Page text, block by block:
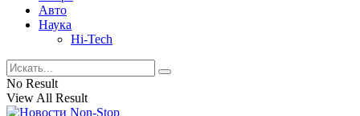
Авто
Наука
Hi-Tech
No Result
View All Result